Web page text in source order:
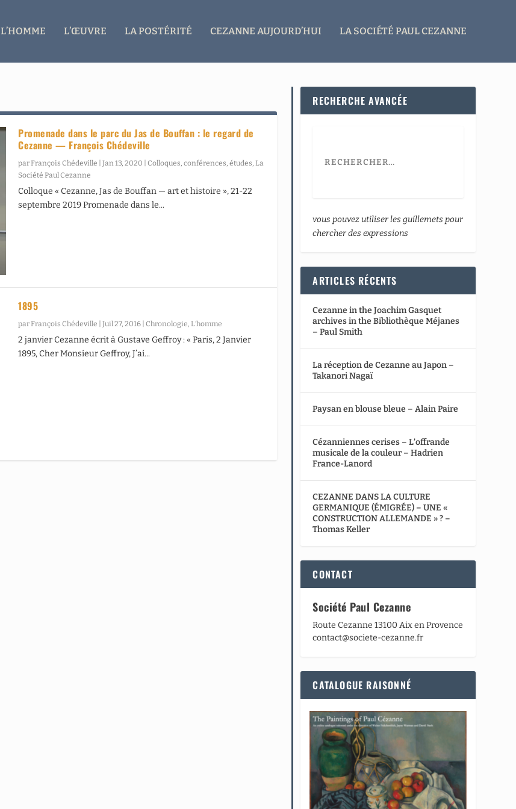
L’HOMME L’ŒUVRE LA POSTÉRITÉ CEZANNE AUJOURD’HUI LA SOCIÉTÉ PAUL CEZANNE
Promenade dans le parc du Jas de Bouffan : le regard de
Cezanne — François Chédeville
parFrançois Chédeville |Jan 13, 2020 |Colloques, conférences, études,La
Société Paul Cezanne
Colloque « Cezanne, Jas de Bouffan — art et histoire », 21-22
septembre 2019 Promenade dans le...
1895
parFrançois Chédeville |Juil 27, 2016 |Chronologie,L’homme
2 janvier Cezanne écrit à Gustave Geffroy : « Paris, 2 Janvier
1895, Cher Monsieur Geffroy, J’ai...
RECHERCHE AVANCÉE
vous pouvez utiliser les guillemets pour
chercher des expressions
ARTICLES RÉCENTS
Cezanne in the Joachim Gasquet
archives in the Bibliothèque Méjanes
– Paul Smith
La réception de Cezanne au Japon –
Takanori Nagaï
Paysan en blouse bleue – Alain Paire
Cézanniennes cerises – L’offrande
musicale de la couleur – Hadrien
France-Lanord
CEZANNE DANS LA CULTURE
GERMANIQUE (ÉMIGRÉE) – UNE «
CONSTRUCTION ALLEMANDE » ? –
Thomas Keller
CONTACT
Société Paul Cezanne
Route Cezanne 13100 Aix en Provence
contact@societe-cezanne.fr
CATALOGUE RAISONNÉ